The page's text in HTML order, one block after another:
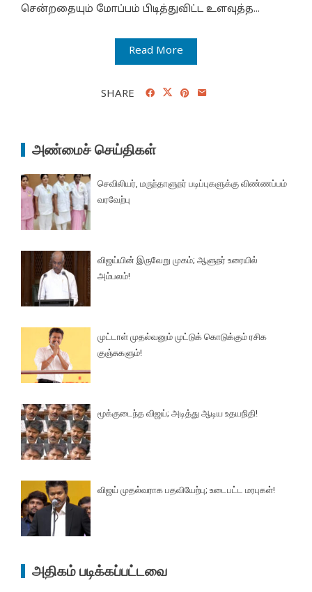
சென்றதையும் மோப்பம் பிடித்துவிட்ட உளவுத்த...
Read More
SHARE
அண்மைச் செய்திகள்
செவிலியர், மருந்தாளுநர் படிப்புகளுக்கு விண்ணப்பம்
வரவேற்பு
விஜய்யின் இருவேறு முகம்; ஆளுநர் உரையில்
அம்பலம்!
முட்டாள் முதல்வனும் முட்டுக் கொடுக்கும் ரசிக
குஞ்சுகளும்!
மூக்குடைந்த விஜய்; அடித்து ஆடிய உதயநிதி!
விஜய் முதல்வராக பதவியேற்பு; உடைபட்ட மரபுகள்!
அதிகம் படிக்கப்பட்டவை